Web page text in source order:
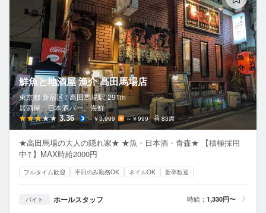
鮮魚と地酒屋 漁介 高田馬場店
東京都 新宿区 / 高田馬場駅 291m
居酒屋、日本酒バー、海鮮
3.36 ～￥3,999 ～￥999 83席
★高田馬場の大人の隠れ家★ ★魚・日本酒・青森★ 【積極採用
中↑】MAX時給2000円
フルタイム歓迎 平日のみ勤務OK ネイルOK 新卒歓迎
バイト ホールスタッフ 時給： 1,330円〜